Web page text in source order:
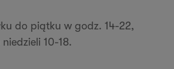
do piątku w godz. 14-22,
10-18.